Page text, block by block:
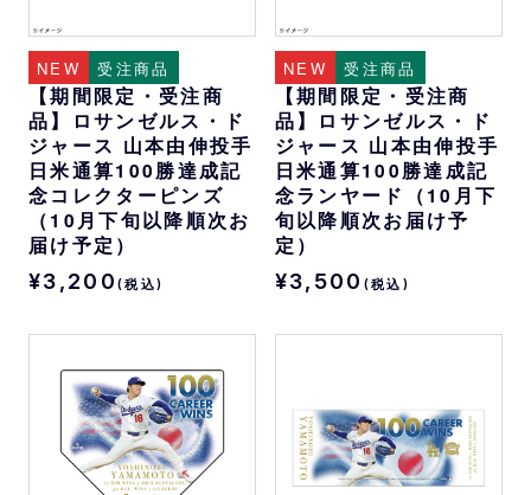
NEW 受注商品
【期間限定・受注商
品】ロサンゼルス・ド
ジャース 山本由伸投手
日米通算100勝達成記
念コレクターピンズ
（10月下旬以降順次お
届け予定）
¥3,200 (税込)
NEW 受注商品
【期間限定・受注商
品】ロサンゼルス・ド
ジャース 山本由伸投手
日米通算100勝達成記
念ランヤード（10月下
旬以降順次お届け予
定）
¥3,500 (税込)